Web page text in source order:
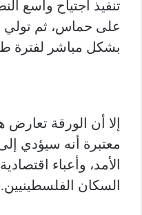
تنفيذ اجتياح واسع
على حماس، ثم تولي
بشكل مباشر لفترة
إلا أن الورقة
معتبرة أنه سيؤدي
الأمد، وأعباء
السكان الفلسطينيين.